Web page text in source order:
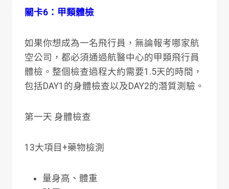
關卡6：甲類體檢
如果你想成為一名飛行員，無論報考哪家航
空公司，都必須通過航醫中心的甲類飛行員
體檢。整個檢查過程大約需要1.5天的時間，
包括DAY1的身體檢查以及DAY2的潛質測驗。
第一天 身體檢查
13大項目+藥物檢測
量身高、體重